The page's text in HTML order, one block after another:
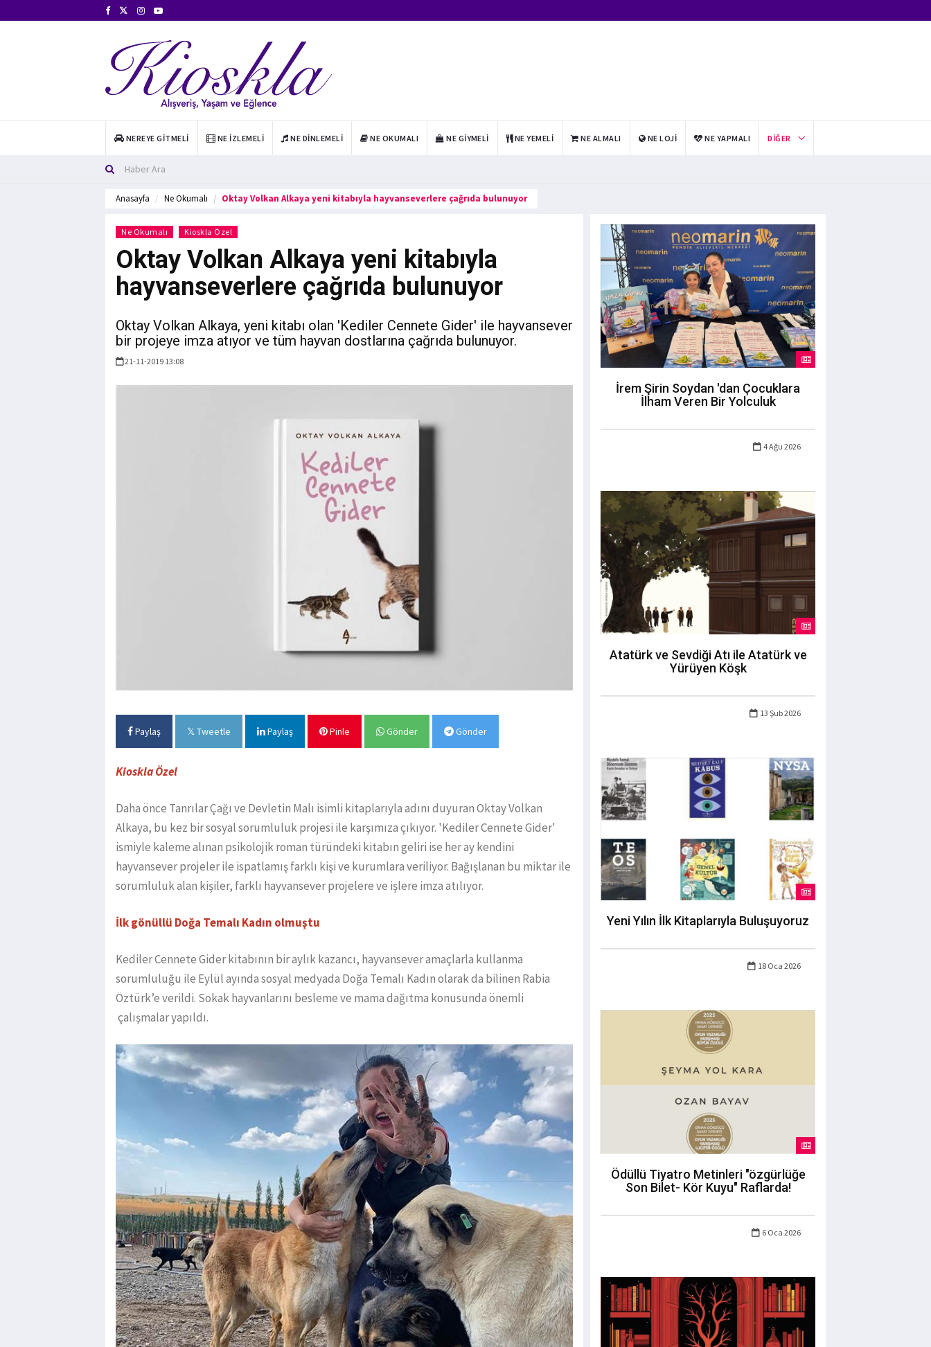
NEREYE GITMELI NE İZLEMELI NE DINLEMELI NE OKUMALI NE GIYMELI NE YEMELI NE ALMALI NE LOJI NE YAPMALI DIĞER
Anasayfa Ne Okumalı Oktay Volkan Alkaya yeni kitabıyla hayvanseverlere çağrıda bulunuyor
Ne Okumalı Kioskla Özel
Oktay Volkan Alkaya yeni kitabıyla
hayvanseverlere çağrıda bulunuyor
Oktay Volkan Alkaya, yeni kitabı olan 'Kediler Cennete Gider' ile hayvansever
bir projeye imza atıyor ve tüm hayvan dostlarına çağrıda bulunuyor.
21-11-2019 13:08
Paylaş Tweetle Paylaş Pinle Gönder Gönder
Kioskla Özel
Daha önce Tanrılar Çağı ve Devletin Malı isimli kitaplarıyla adını duyuran Oktay Volkan
Alkaya, bu kez bir sosyal sorumluluk projesi ile karşımıza çıkıyor. 'Kediler Cennete Gider'
ismiyle kaleme alınan psikolojik roman türündeki kitabın geliri ise her ay kendini
hayvansever projeler ile ispatlamış farklı kişi ve kurumlara veriliyor. Bağışlanan bu miktar ile
sorumluluk alan kişiler, farklı hayvansever projelere ve işlere imza atılıyor.
İlk gönüllü Doğa Temalı Kadın olmuştu
Kediler Cennete Gider kitabının bir aylık kazancı, hayvansever amaçlarla kullanma
sorumluluğu ile Eylül ayında sosyal medyada Doğa Temalı Kadın olarak da bilinen Rabia
Öztürk’e verildi. Sokak hayvanlarını besleme ve mama dağıtma konusunda önemli
çalışmalar yapıldı.
İrem Şirin Soydan 'dan Çocuklara
İlham Veren Bir Yolculuk
4 Ağu 2026
Atatürk ve Sevdiği Atı ile Atatürk ve
Yürüyen Köşk
13 Şub 2026
Yeni Yılın İlk Kitaplarıyla Buluşuyoruz
18 Oca 2026
Ödüllü Tiyatro Metinleri "özgürlüğe
Son Bilet- Kör Kuyu" Raflarda!
6 Oca 2026